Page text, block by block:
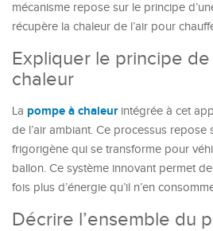
mécanisme repose sur le principe
récupère la chaleur de l’air pour
Expliquer le principe
chaleur
La pompe à chaleurintégrée à cet
de l’air ambiant. Ce processus repose
frigorigène qui se transforme pour
ballon. Ce système innovant permet
fois plus d’énergie qu’il n’en
Décrire l’ensemble du